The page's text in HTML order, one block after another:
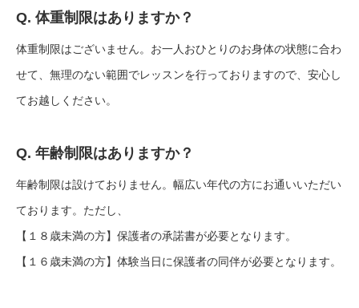
Q. 体重制限はありますか？
体重制限はございません。お一人おひとりのお身体の状態に合わ
せて、無理のない範囲でレッスンを行っておりますので、安心し
てお越しください。
Q. 年齢制限はありますか？
年齢制限は設けておりません。幅広い年代の方にお通いいただい
ております。ただし、
【１８歳未満の方】保護者の承諾書が必要となります。
【１６歳未満の方】体験当日に保護者の同伴が必要となります。